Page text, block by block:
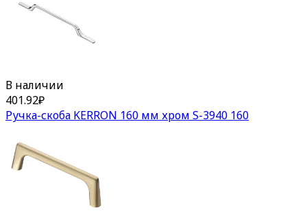
В наличии
401.92₽
Ручка-скоба KERRON 160 мм хром S-3940 160